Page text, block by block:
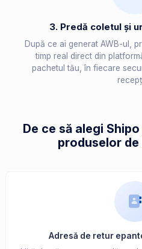
3. Predă coletul și
După ce ai generat AWB-ul,
timp real direct din
pachetul tău, în fiecare
De ce să alegi
produselor
Adresă de retur